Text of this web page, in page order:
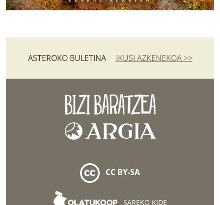
ASTEROKO BULETINA IKUSI AZKENEKOA >>
CC BY-SA
SAREKO KIDE